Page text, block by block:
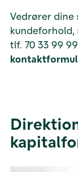
Vedrører dine
kundeforhold,
tlf. 70 33 99